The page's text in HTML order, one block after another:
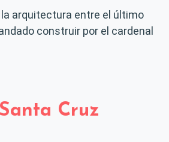
arquitectura entre el último
construir por el cardenal
Cruz